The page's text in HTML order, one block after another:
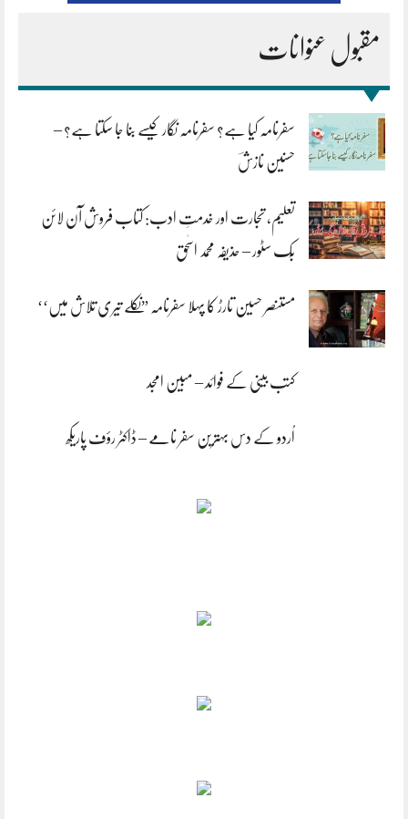
مقبول عنوانات
سفرنامہ کیا ہے؟ سفرنامہ نگار کیسے بنا جا سکتا ہے؟ –
حسنین نازشؔ
تعلیم، تجارت اور خدمتِ ادب: کتاب فروش آن لائن
بُک سٹور – حذیفہ محمد اسحٰق
مستنصر حسین تارڑ کا پہلا سفرنامہ ”نکلے تیری تلاش میں‘‘
کتب بینی کے فوائد – مبین امجد
اُردو کے دس بہترین سفر نامے – ڈاکٹر رؤف پاریکھ